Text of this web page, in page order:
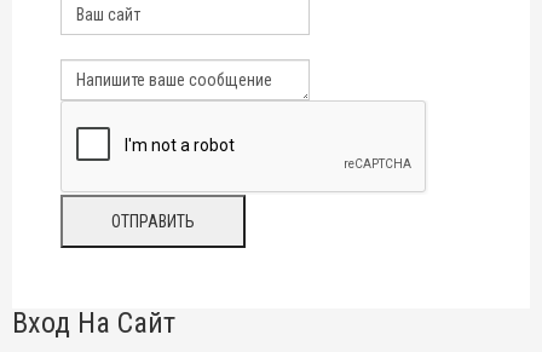
Вход На Сайт